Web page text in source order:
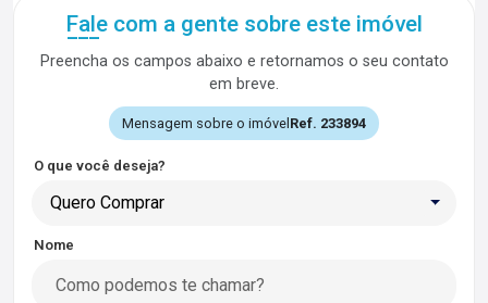
Fale com a gente sobre este imóvel
Preencha os campos abaixo e retornamos o seu contato
em breve.
Mensagem sobre o imóvel Ref. 233894
O que você deseja?
Quero Comprar
Nome